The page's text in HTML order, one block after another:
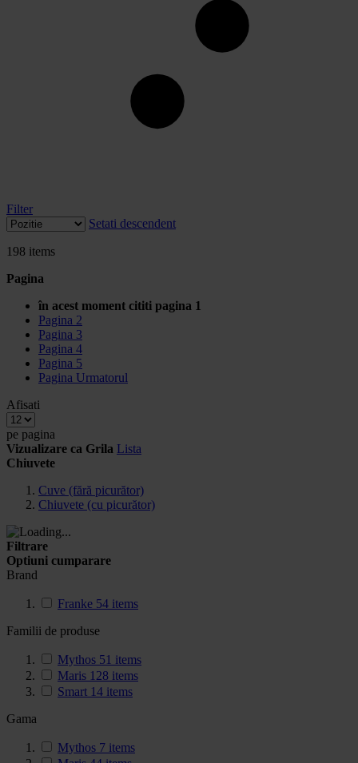
Filter
Setati descendent
198 items
Pagina
în acest moment cititi pagina 1
Pagina 2
Pagina 3
Pagina 4
Pagina 5
Pagina Urmatorul
Afisati
pe pagina
Vizualizare ca Grila Lista
Chiuvete
Cuve (fără picurător)
Chiuvete (cu picurător)
Filtrare
Optiuni cumparare
Brand
Franke 54 items
Familii de produse
Mythos 51 items
Maris 128 items
Smart 14 items
Gama
Mythos 7 items